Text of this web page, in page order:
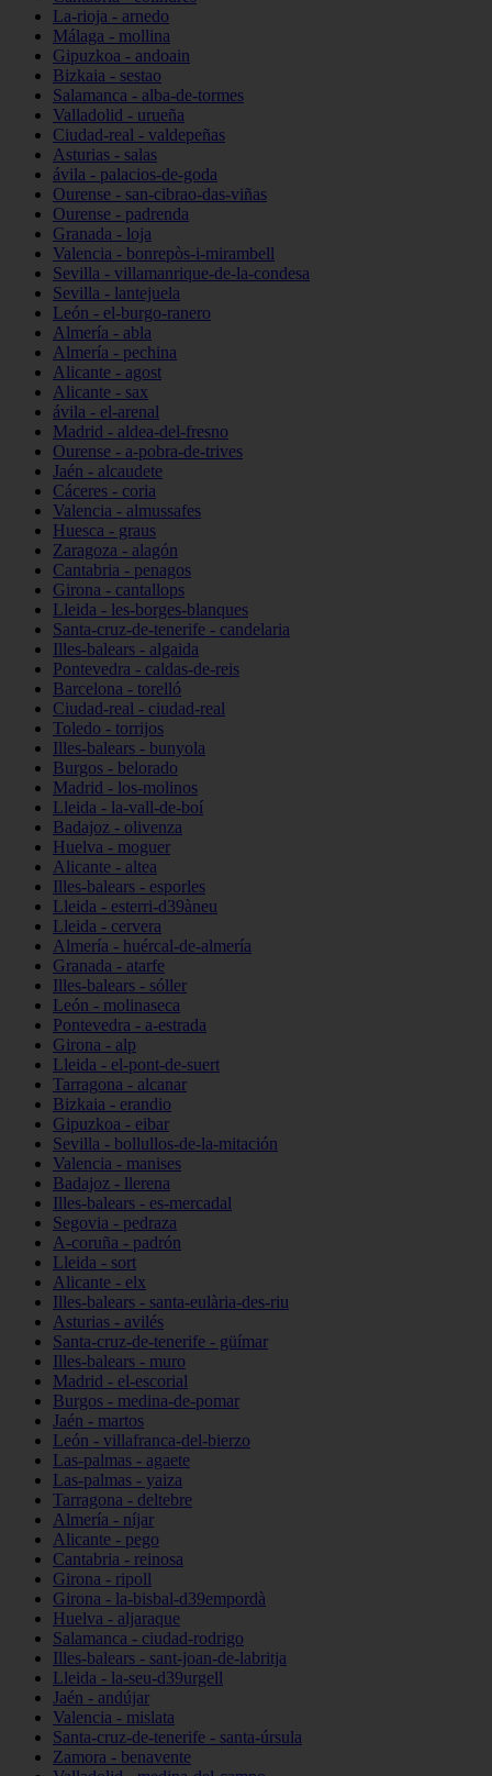
La-rioja - arnedo
Málaga - mollina
Gipuzkoa - andoain
Bizkaia - sestao
Salamanca - alba-de-tormes
Valladolid - urueña
Ciudad-real - valdepeñas
Asturias - salas
ávila - palacios-de-goda
Ourense - san-cibrao-das-viñas
Ourense - padrenda
Granada - loja
Valencia - bonrepòs-i-mirambell
Sevilla - villamanrique-de-la-condesa
Sevilla - lantejuela
León - el-burgo-ranero
Almería - abla
Almería - pechina
Alicante - agost
Alicante - sax
ávila - el-arenal
Madrid - aldea-del-fresno
Ourense - a-pobra-de-trives
Jaén - alcaudete
Cáceres - coria
Valencia - almussafes
Huesca - graus
Zaragoza - alagón
Cantabria - penagos
Girona - cantallops
Lleida - les-borges-blanques
Santa-cruz-de-tenerife - candelaria
Illes-balears - algaida
Pontevedra - caldas-de-reis
Barcelona - torelló
Ciudad-real - ciudad-real
Toledo - torrijos
Illes-balears - bunyola
Burgos - belorado
Madrid - los-molinos
Lleida - la-vall-de-boí
Badajoz - olivenza
Huelva - moguer
Alicante - altea
Illes-balears - esporles
Lleida - esterri-d39àneu
Lleida - cervera
Almería - huércal-de-almería
Granada - atarfe
Illes-balears - sóller
León - molinaseca
Pontevedra - a-estrada
Girona - alp
Lleida - el-pont-de-suert
Tarragona - alcanar
Bizkaia - erandio
Gipuzkoa - eibar
Sevilla - bollullos-de-la-mitación
Valencia - manises
Badajoz - llerena
Illes-balears - es-mercadal
Segovia - pedraza
A-coruña - padrón
Lleida - sort
Alicante - elx
Illes-balears - santa-eulària-des-riu
Asturias - avilés
Santa-cruz-de-tenerife - güímar
Illes-balears - muro
Madrid - el-escorial
Burgos - medina-de-pomar
Jaén - martos
León - villafranca-del-bierzo
Las-palmas - agaete
Las-palmas - yaiza
Tarragona - deltebre
Almería - níjar
Alicante - pego
Cantabria - reinosa
Girona - ripoll
Girona - la-bisbal-d39empordà
Huelva - aljaraque
Salamanca - ciudad-rodrigo
Illes-balears - sant-joan-de-labritja
Lleida - la-seu-d39urgell
Jaén - andújar
Valencia - mislata
Santa-cruz-de-tenerife - santa-úrsula
Zamora - benavente